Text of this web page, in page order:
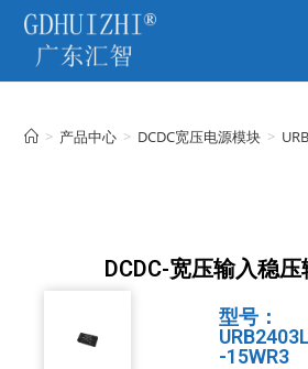
> 产品中心 > DCDC宽压电源模块 >
DCDC-宽压输入稳压
型号：
-15WR3